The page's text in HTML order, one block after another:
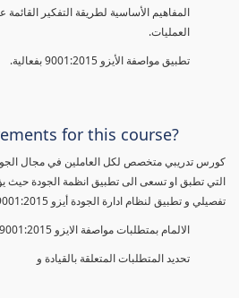
المفاهيم الأساسية لطريقة التفكير
العمليات.
تطبيق مواصفة الأيزو 9001:2015 بفعالية.
for this course?
كورس تدريبي متخصص لكل العاملين في مجال
التي تطبق او تسعى الى تطبيق انظمة الجودة حيث
تفصيلي و تطبيق لنظام ادارة الجودة أيزو 9001:2015.
الالمام بمتطلبات مواصفة الايزو 9001:2015
تحديد المتطلبات المتعلقة بالقيادة و